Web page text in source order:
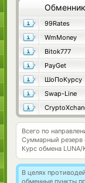
Обменник
99Rates
WmMoney
Bitok777
PayGet
ШоПоКурсу
Swap-Line
Всего по
Суммарный резерв
Курс обмена LUNA/
В целях
обменные пункты